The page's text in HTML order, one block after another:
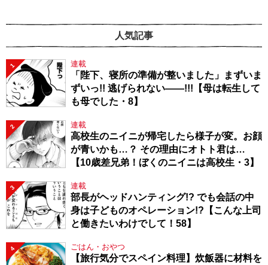
人気記事
1 連載
「陛下、寝所の準備が整いました」まずいま
ずいっ!! 逃げられない――!!!【母は転生して
も母でした・8】
2 連載
高校生のニイニが帰宅したら様子が変。お顔
が青いかも…？ その理由にオトト君は…
【10歳差兄弟！ぼくのニイニは高校生・3】
3 連載
部長がヘッドハンティング!? でも会話の中
身は子どものオペレーション!?【こんな上司
と働きたいわけでして！58】
4 ごはん・おやつ
【旅行気分でスペイン料理】炊飯器に材料を